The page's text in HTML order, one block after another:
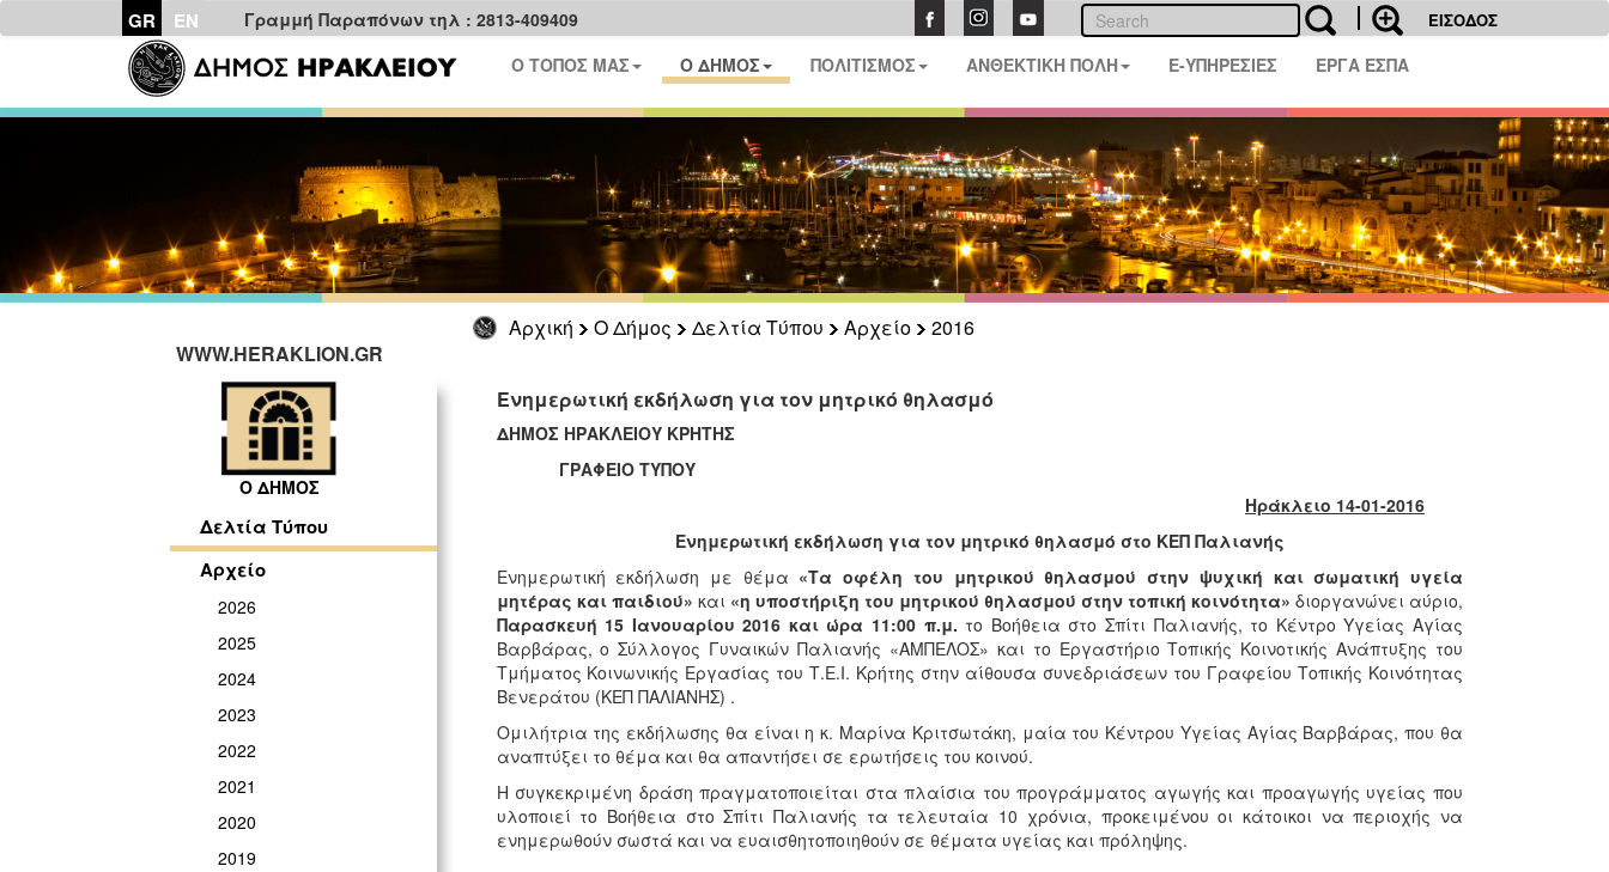
GR EN Γραμμή Παραπόνων τηλ : 2813-409409 ΕΙΣΟΔΟΣ
Ο ΤΟΠΟΣ ΜΑΣ Ο ΔΗΜΟΣ ΠΟΛΙΤΙΣΜΟΣ ΑΝΘΕΚΤΙΚΗ ΠΟΛΗ E-ΥΠΗΡΕΣΙΕΣ ΕΡΓΑ ΕΣΠΑ
Αρχική Ο Δήμος Δελτία Τύπου Αρχείο
2016
WWW.HERAKLION.GR
Ο ΔΗΜΟΣ
Δελτία Τύπου
Αρχείο
2026
2025
2024
2023
2022
2021
2020
2019
Ενημερωτική εκδήλωση για τον μητρικό θηλασμό
ΔΗΜΟΣ ΗΡΑΚΛΕΙΟΥ ΚΡΗΤΗΣ
ΓΡΑΦΕΙΟ ΤΥΠΟΥ
Ηράκλειο 14-01-2016
Ενημερωτική εκδήλωση για τον μητρικό θηλασμό στο ΚΕΠ Παλιανής
Ενημερωτική εκδήλωση με θέμα «Tα οφέλη του μητρικού θηλασμού στην ψυχική και σωματική υγεία
μητέρας και παιδιού» και «η υποστήριξη του μητρικού θηλασμού στην τοπική κοινότητα» διοργανώνει αύριο,
Παρασκευή 15 Ιανουαρίου 2016 και ώρα 11:00 π.μ. το Βοήθεια στο Σπίτι Παλιανής, το Κέντρο Υγείας Αγίας
Βαρβάρας, ο Σύλλογος Γυναικών Παλιανής «ΑΜΠΕΛΟΣ» και το Εργαστήριο Τοπικής Κοινοτικής Ανάπτυξης του
Τμήματος Κοινωνικής Εργασίας του Τ.Ε.Ι. Κρήτης στην αίθουσα συνεδριάσεων του Γραφείου Τοπικής Κοινότητας
Βενεράτου (ΚΕΠ ΠΑΛΙΑΝΗΣ) .
Ομιλήτρια της εκδήλωσης θα είναι η κ. Μαρίνα Κριτσωτάκη, μαία του Κέντρου Υγείας Αγίας Βαρβάρας, που θα
αναπτύξει το θέμα και θα απαντήσει σε ερωτήσεις του κοινού.
Η συγκεκριμένη δράση πραγματοποιείται στα πλαίσια του προγράμματος αγωγής και προαγωγής υγείας που
υλοποιεί το Βοήθεια στο Σπίτι Παλιανής τα τελευταία 10 χρόνια, προκειμένου οι κάτοικοι να περιοχής να
ενημερωθούν σωστά και να ευαισθητοποιηθούν σε θέματα υγείας και πρόληψης.